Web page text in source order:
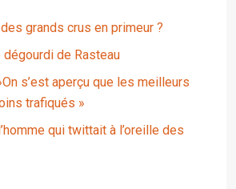
grands crus en primeur ?
de Rasteau
s’est aperçu que les meilleurs
trafiqués »
qui twittait à l’oreille des